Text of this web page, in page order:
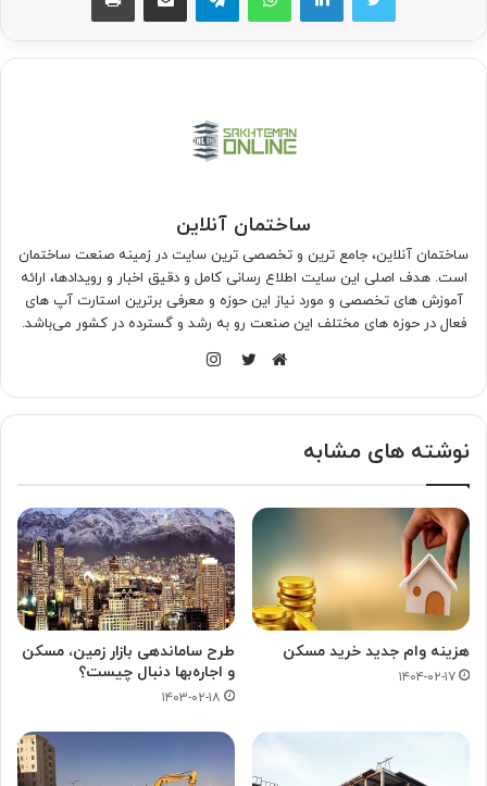
ساختمان آنلاین
ساختمان آنلاین، جامع ترین و تخصصی ترین سایت در زمینه صنعت ساختمان
است. هدف اصلی این سایت اطلاع رسانی کامل و دقیق اخبار و رویدادها، ارائه
آموزش های تخصصی و مورد نیاز این حوزه و معرفی برترین استارت آپ های
فعال در حوزه های مختلف این صنعت رو به رشد و گسترده در کشور می‌باشد.
نوشته های مشابه
هزینه وام جدید خرید مسکن
۱۴۰۴-۰۲-۱۷
طرح ساماندهی بازار زمین، مسکن
و اجاره‌بها دنبال چیست؟
۱۴۰۳-۰۲-۱۸